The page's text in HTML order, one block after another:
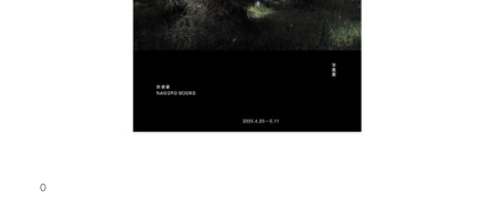
O